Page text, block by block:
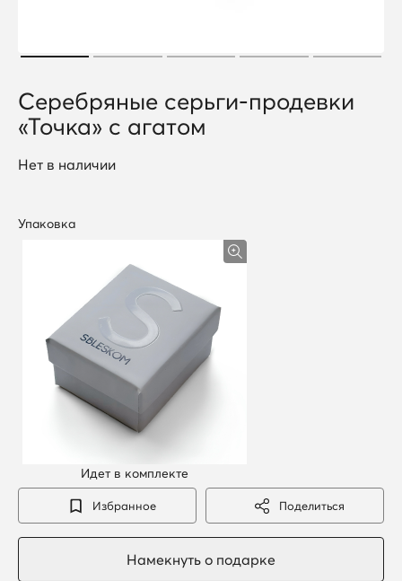
Серебряные серьги-продевки
«Точка» с агатом
Нет в наличии
Упаковка
Идет в комплекте
Избранное Поделиться